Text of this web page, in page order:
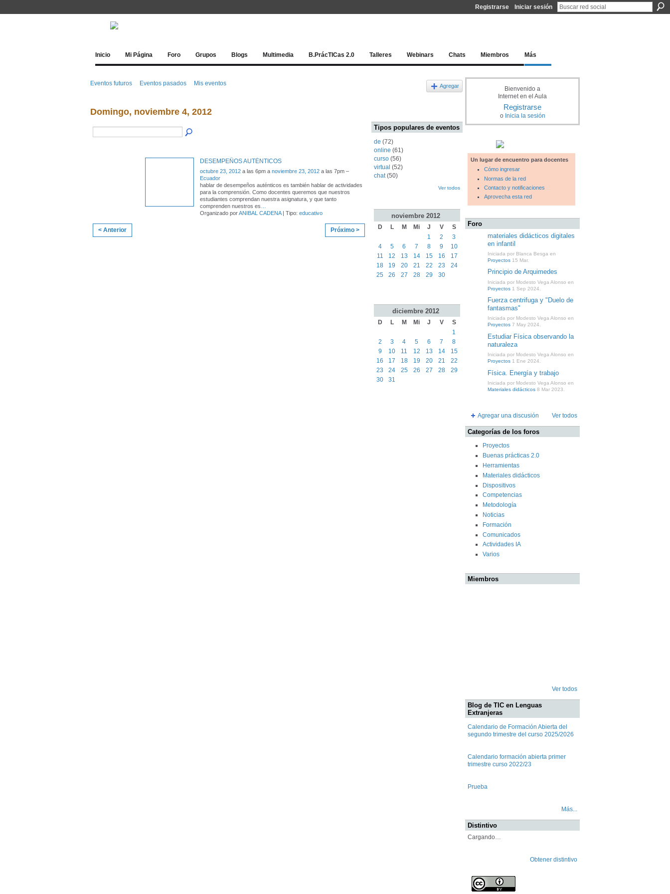
Registrarse Iniciar sesión
Inicio Mi Página Foro Grupos Blogs Multimedia B.PrácTICas 2.0 Talleres Webinars Chats Miembros Más
Eventos futuros Eventos pasados Mis eventos Agregar
Domingo, noviembre 4, 2012
DESEMPEÑOS AUTÉNTICOS
octubre 23, 2012 a las 6pm a noviembre 23, 2012 a las 7pm –
Ecuador
hablar de desempeños auténticos es también hablar de actividades
para la comprensión. Como docentes queremos que nuestros
estudiantes comprendan nuestra asignatura, y que tanto
comprenden nuestros es
Organizado porANIBAL CADENA| Tipo: educativo
< Anterior Próximo >
Tipos populares de eventos
de (72)
online (61)
curso (56)
virtual (52)
chat(50)
Ver todos
noviembre 2012
D L M Mi J V
S
1
2
3
4
5 6 7 8 9
10
11
12 13 14 15 16
17
18
19 20 21 22 23
24
25
26 27 28 29 30
diciembre 2012
D L M Mi J V
S
1
2
3 4 5 6 7
8
9
10 11 12 13 14
15
16
17 18 19 20 21
22
23
24 25 26 27 28
29
30
31
Bienvenido a
Internet en el Aula
Registrarse
o Inicia la sesión
Un lugar de encuentro para docentes
Cómo ingresar
Normas de la red
Contacto y notificaciones
Aprovecha esta red
Foro
materiales didácticos digitales
en infantil
Iniciada por Blanca Besga en
Proyectos 15 Mar.
Principio de Arquimedes
Iniciada por Modesto Vega Alonso en
Proyectos 1 Sep 2024.
Fuerza centrifuga y "Duelo de
fantasmas"
Iniciada por Modesto Vega Alonso en
Proyectos 7 May 2024.
Estudiar Física observando la
naturaleza
Iniciada por Modesto Vega Alonso en
Proyectos 1 Ene 2024.
Física. Energía y trabajo
Iniciada por Modesto Vega Alonso en
Materiales didácticos 8 Mar 2023.
Agregar una discusión Ver todos
Categorías de los foros
Proyectos
Buenas prácticas 2.0
Herramientas
Materiales didácticos
Dispositivos
Competencias
Metodología
Noticias
Formación
Comunicados
Actividades IA
Varios
Miembros
Ver todos
Blog de TIC en Lenguas
Extranjeras
Calendario de Formación Abierta del
segundo trimestre del curso 2025/2026
Calendario formación abierta primer
trimestre curso 2022/23
Prueba
Más...
Distintivo
Cargando…
Obtener distintivo